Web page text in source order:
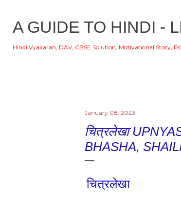
A GUIDE TO HINDI -
Hindi Vyakaran, DAV, CBSE Solution, Motivational Story,
January 08, 2023
चित्रलेखा
BHASHA,
चित्रलेखा